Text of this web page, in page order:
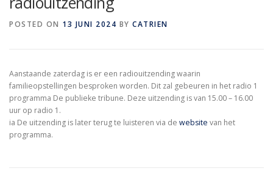
POSTED ON 13 JUNI 2024 BY CATRIEN
Aanstaande zaterdag is er een radiouitzending waarin
familieopstellingen besproken worden. Dit zal gebeuren in het radio 1
programma De publieke tribune. Deze uitzending is van 15.00 – 16.00
uur op radio 1.
ia De uitzending is later terug te luisteren via de website van het
programma.